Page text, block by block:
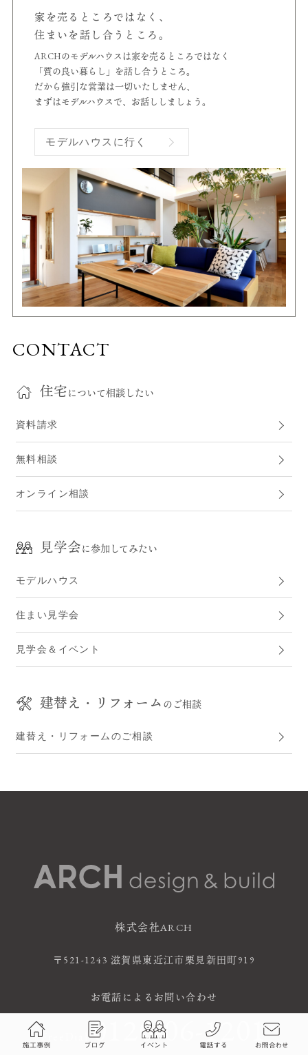
家を売るところではなく、
住まいを話し合うところ。
ARCHのモデルハウスは家を売るところではなく
「質の良い暮らし」を話し合うところ。
だから強引な営業は一切いたしません、
まずはモデルハウスで、お話ししましょう。
モデルハウスに行く
CONTACT
住宅について相談したい
資料請求
無料相談
オンライン相談
見学会に参加してみたい
モデルハウス
住まい見学会
見学会＆イベント
建替え・リフォーム のご相談
建替え・リフォームのご相談
株式会社ARCH
〒521-1243 滋賀県東近江市栗見新田町919
お電話によるお問い合わせ
FreeDial0120-06-1201